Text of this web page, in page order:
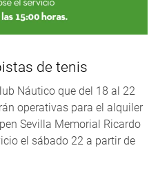
de tenis
Náutico que del 18 al 22
operativas para el alquiler
Sevilla Memorial Ricardo
el sábado 22 a partir de